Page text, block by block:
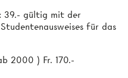
: 39.- gültig mit der
für das
2000 ) Fr. 170.-